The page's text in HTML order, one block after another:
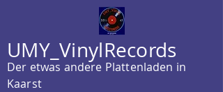
UMY_VinylRecords
Der etwas andere Plattenladen in
Kaarst